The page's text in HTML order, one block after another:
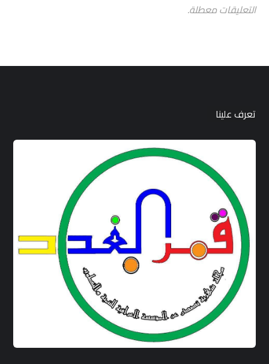
التعليقات معطلة.
تعرف علينا